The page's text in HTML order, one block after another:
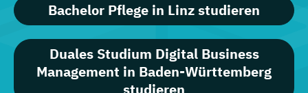
Bachelor Pflege in Linz studieren
Duales Studium Digital Business
Management in Baden-Württemberg
studieren